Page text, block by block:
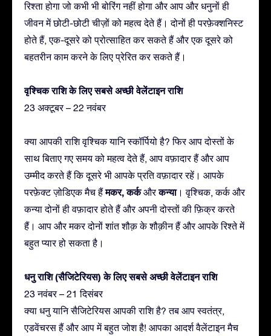
रिश्ता होगा जो कभी भी बोरिंग नहीं होगा और आप और धनुनों ही
जीवन में छोटी-छोटी चीज़ों को महत्व देते हैं। दोनों ही परफ़ेक्शनिस्ट
होते हैं, एक-दूसरे को प्रोत्साहित कर सकते हैं और एक दूसरे को
बहतरीन काम करने के लिए प्रेरित कर सकते हैं।
वृश्चिक राशि के लिए सबसे अच्छी वेलेंटाइन राशि
23 अक्टूबर – 22 नवंबर
क्या आपकी राशि वृश्चिक यानि स्कॉर्पियो है? फिर आप दोस्तों के
साथ बिताए गए समय को महत्व देते हैं, आप वफ़ादार हैं और आप
उम्मीद करते हैं कि दूसरे भी आपके प्रति वफ़ादार रहें। आपके
परफ़ेक्ट ज़ोडिएक मैच हैंमकर, कर्कऔरकन्या। वृश्चिक, कर्क और
कन्या दोनों ही वफ़ादार होते हैं और अपनी दोस्तों की फ़िक्र करते
हैं। आप और मकर दोनों शांत शौक़ के शौक़ीन हैं और आपके रिश्ते में
बहुत प्यार हो सकता है।
धनु राशि (सैजिटेरियस) के लिए सबसे अच्छी वेलेंटाइन राशि
23 नवंबर – 21 दिसंबर
क्या धनु यानि सैजिटेरियस आपकी राशि है? तब आप स्वतंत्र,
एडवेंचरस हैं और आप में बहुत जोश है! आपका आदर्श वैलेंटाइन मैच